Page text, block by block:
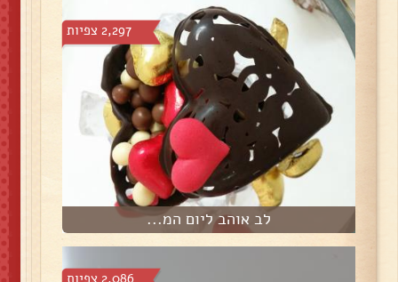
2,297 צפיות
לב אוהב ליום המ...
2,086 צפיות